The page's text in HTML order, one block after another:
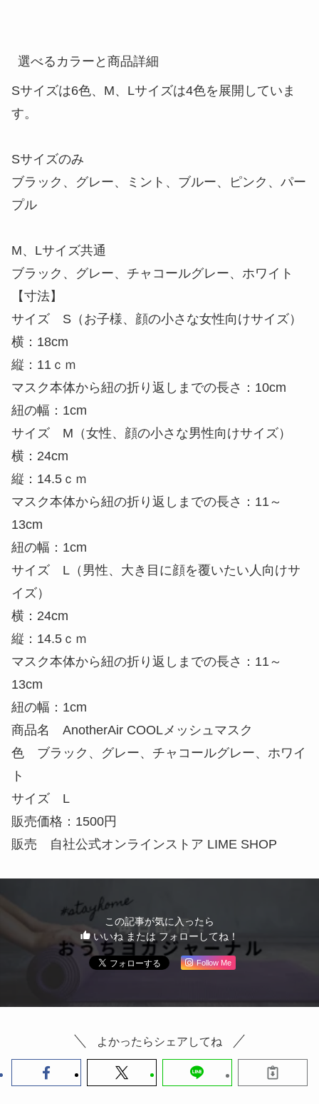
作られた幅広のメッシュバンドを採用。伸縮性が少
ない代わりにシリコンストッパーで調節ができ、自
分好みに合わせることが出来ます。
着用しても耳の後ろが痛くなりにくい設計になって
います。
選べるカラーと商品詳細
Sサイズは6色、M、Lサイズは4色を展開していま
す。
Sサイズのみ
ブラック、グレー、ミント、ブルー、ピンク、パー
プル
M、Lサイズ共通
ブラック、グレー、チャコールグレー、ホワイト
【寸法】
サイズ S（お子様、顔の小さな女性向けサイズ）
横：18cm
縦：11ｃｍ
マスク本体から紐の折り返しまでの長さ：10cm
紐の幅：1cm
サイズ M（女性、顔の小さな男性向けサイズ）
横：24cm
縦：14.5ｃｍ
マスク本体から紐の折り返しまでの長さ：11～
13cm
紐の幅：1cm
サイズ L（男性、大き目に顔を覆いたい人向けサ
縦：14.5ｃｍ
マスク本体から紐の折り返しまでの長さ：11～
商品名 AnotherAir COOLメッシュマスク
色 ブラック、グレー、チャコールグレー、ホワイ
ト
サイズ L